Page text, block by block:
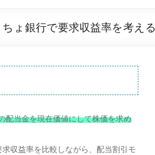
ょ銀行で要求収益率を考える
配当金を現在価値にして株価を求め
収益率を比較しながら、配当割引モ